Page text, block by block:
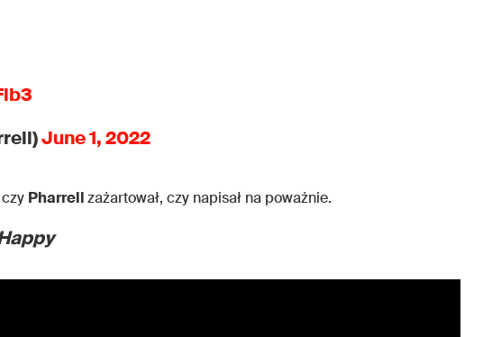
June 1, 2022
Pharrellzażartował, czy napisał na poważnie.